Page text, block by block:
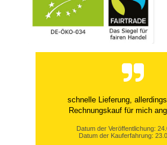
schnelle Lieferung,
Rechnungskauf für mich
Datum der Veröffentlichung:
Datum der Kauferfahrung: